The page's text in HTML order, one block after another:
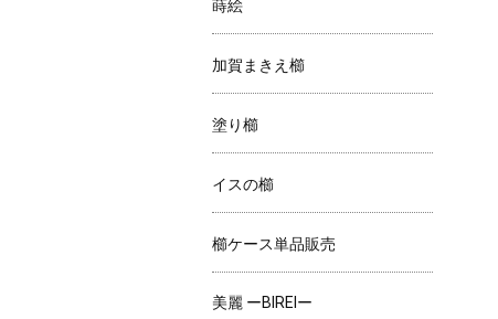
蒔絵
加賀まきえ櫛
塗り櫛
イスの櫛
櫛ケース単品販売
美麗 ーBIREIー